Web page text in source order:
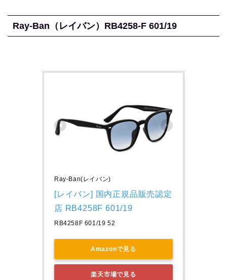
Ray-Ban（レイバン）RB4258-F 601/19
Ray-Ban(レイバン)
[レイバン] 国内正規品販売認定
店 RB4258F 601/19
RB4258F 601/19 52
Amazonで見る
楽天市場で見る